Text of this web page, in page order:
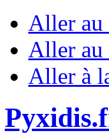
Aller au
Aller au
Aller à